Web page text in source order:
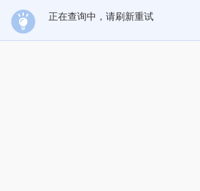
正在查询中，请刷新重试